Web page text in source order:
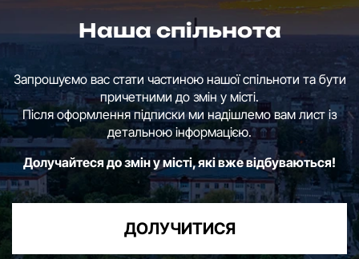
Наша спільнота
Запрошуємо вас стати частиною нашої спільноти та бути
причетними до змін у місті.
Після оформлення підписки ми надішлемо вам лист із
детальною інформацією.
Долучайтеся до змін у місті, які вже відбуваються!
ДОЛУЧИТИСЯ